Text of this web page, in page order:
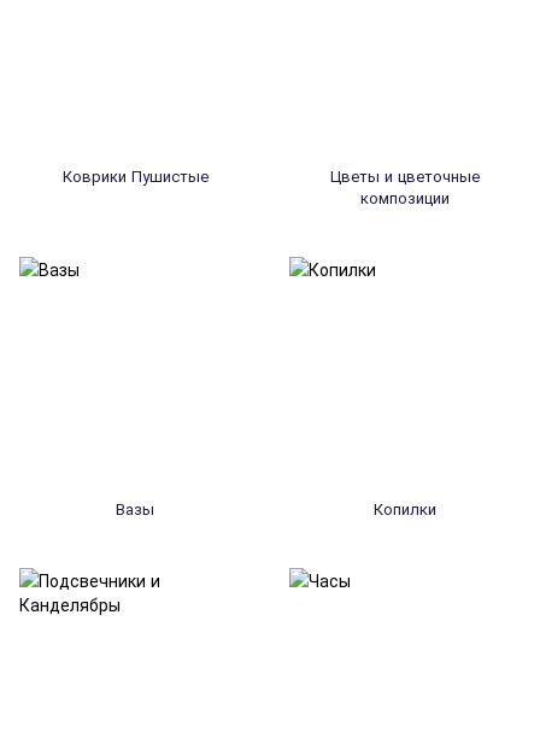
Коврики Пушистые
Цветы и цветочные
композиции
Вазы Копилки